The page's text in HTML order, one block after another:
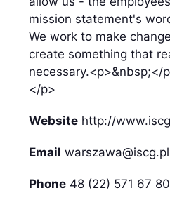
mission statement's
We work to make
create something that
</p>
Website http://
Email warszawa@iscg.pl
Phone 48 (22) 571 67 80